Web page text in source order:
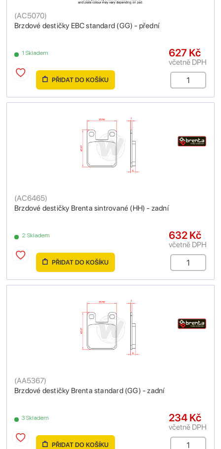
Brzdové destičky EBC standard (GG) - přední
(AC5070)
1 Skladem 627 Kč
včetně DPH
PŘIDAT DO KOŠÍKU
Brzdové destičky Brenta sintrované (HH) - zadní
(AC6465)
2 Skladem 632 Kč
včetně DPH
PŘIDAT DO KOŠÍKU
Brzdové destičky Brenta standard (GG) - zadní
(AA5367)
3 Skladem 234 Kč
včetně DPH
PŘIDAT DO KOŠÍKU